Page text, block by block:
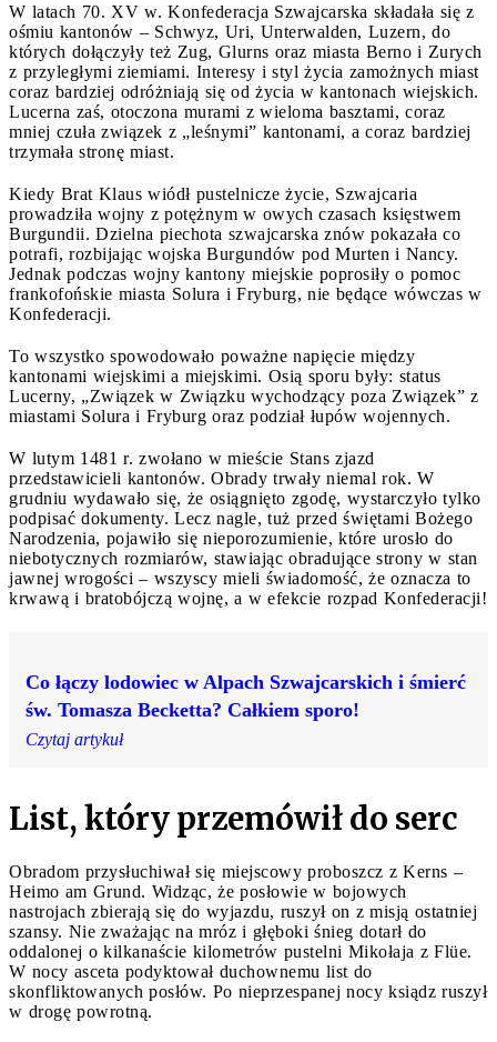
W latach 70. XV w. Konfederacja Szwajcarska składała się z
ośmiu kantonów – Schwyz, Uri, Unterwalden, Luzern, do
których dołączyły też Zug, Glurns oraz miasta Berno i Zurych
z przyległymi ziemiami. Interesy i styl życia zamożnych miast
coraz bardziej odróżniają się od życia w kantonach wiejskich.
Lucerna zaś, otoczona murami z wieloma basztami, coraz
mniej czuła związek z „leśnymi” kantonami, a coraz bardziej
trzymała stronę miast.
Kiedy Brat Klaus wiódł pustelnicze życie, Szwajcaria
prowadziła wojny z potężnym w owych czasach księstwem
Burgundii. Dzielna piechota szwajcarska znów pokazała co
potrafi, rozbijając wojska Burgundów pod Murten i Nancy.
Jednak podczas wojny kantony miejskie poprosiły o pomoc
frankofońskie miasta Solura i Fryburg, nie będące wówczas w
Konfederacji.
To wszystko spowodowało poważne napięcie między
kantonami wiejskimi a miejskimi. Osią sporu były: status
Lucerny, „Związek w Związku wychodzący poza Związek” z
miastami Solura i Fryburg oraz podział łupów wojennych.
W lutym 1481 r. zwołano w mieście Stans zjazd
przedstawicieli kantonów. Obrady trwały niemal rok. W
grudniu wydawało się, że osiągnięto zgodę, wystarczyło tylko
podpisać dokumenty. Lecz nagle, tuż przed świętami Bożego
Narodzenia, pojawiło się nieporozumienie, które urosło do
niebotycznych rozmiarów, stawiając obradujące strony w stan
jawnej wrogości – wszyscy mieli świadomość, że oznacza to
krwawą i bratobójczą wojnę, a w efekcie rozpad Konfederacji!
Co łączy lodowiec w Alpach Szwajcarskich i śmierć
św. Tomasza Becketta? Całkiem sporo!
Czytaj artykuł
List, który przemówił do serc
Obradom przysłuchiwał się miejscowy proboszcz z Kerns –
Heimo am Grund. Widząc, że posłowie w bojowych
nastrojach zbierają się do wyjazdu, ruszył on z misją ostatniej
szansy. Nie zważając na mróz i głęboki śnieg dotarł do
oddalonej o kilkanaście kilometrów pustelni Mikołaja z Flüe.
W nocy asceta podyktował duchownemu list do
skonfliktowanych posłów. Po nieprzespanej nocy ksiądz ruszył
w drogę powrotną.